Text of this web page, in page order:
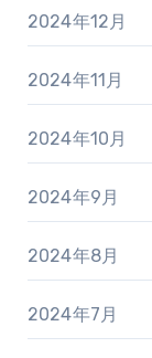
2024年12月
2024年11月
2024年10月
2024年9月
2024年8月
2024年7月